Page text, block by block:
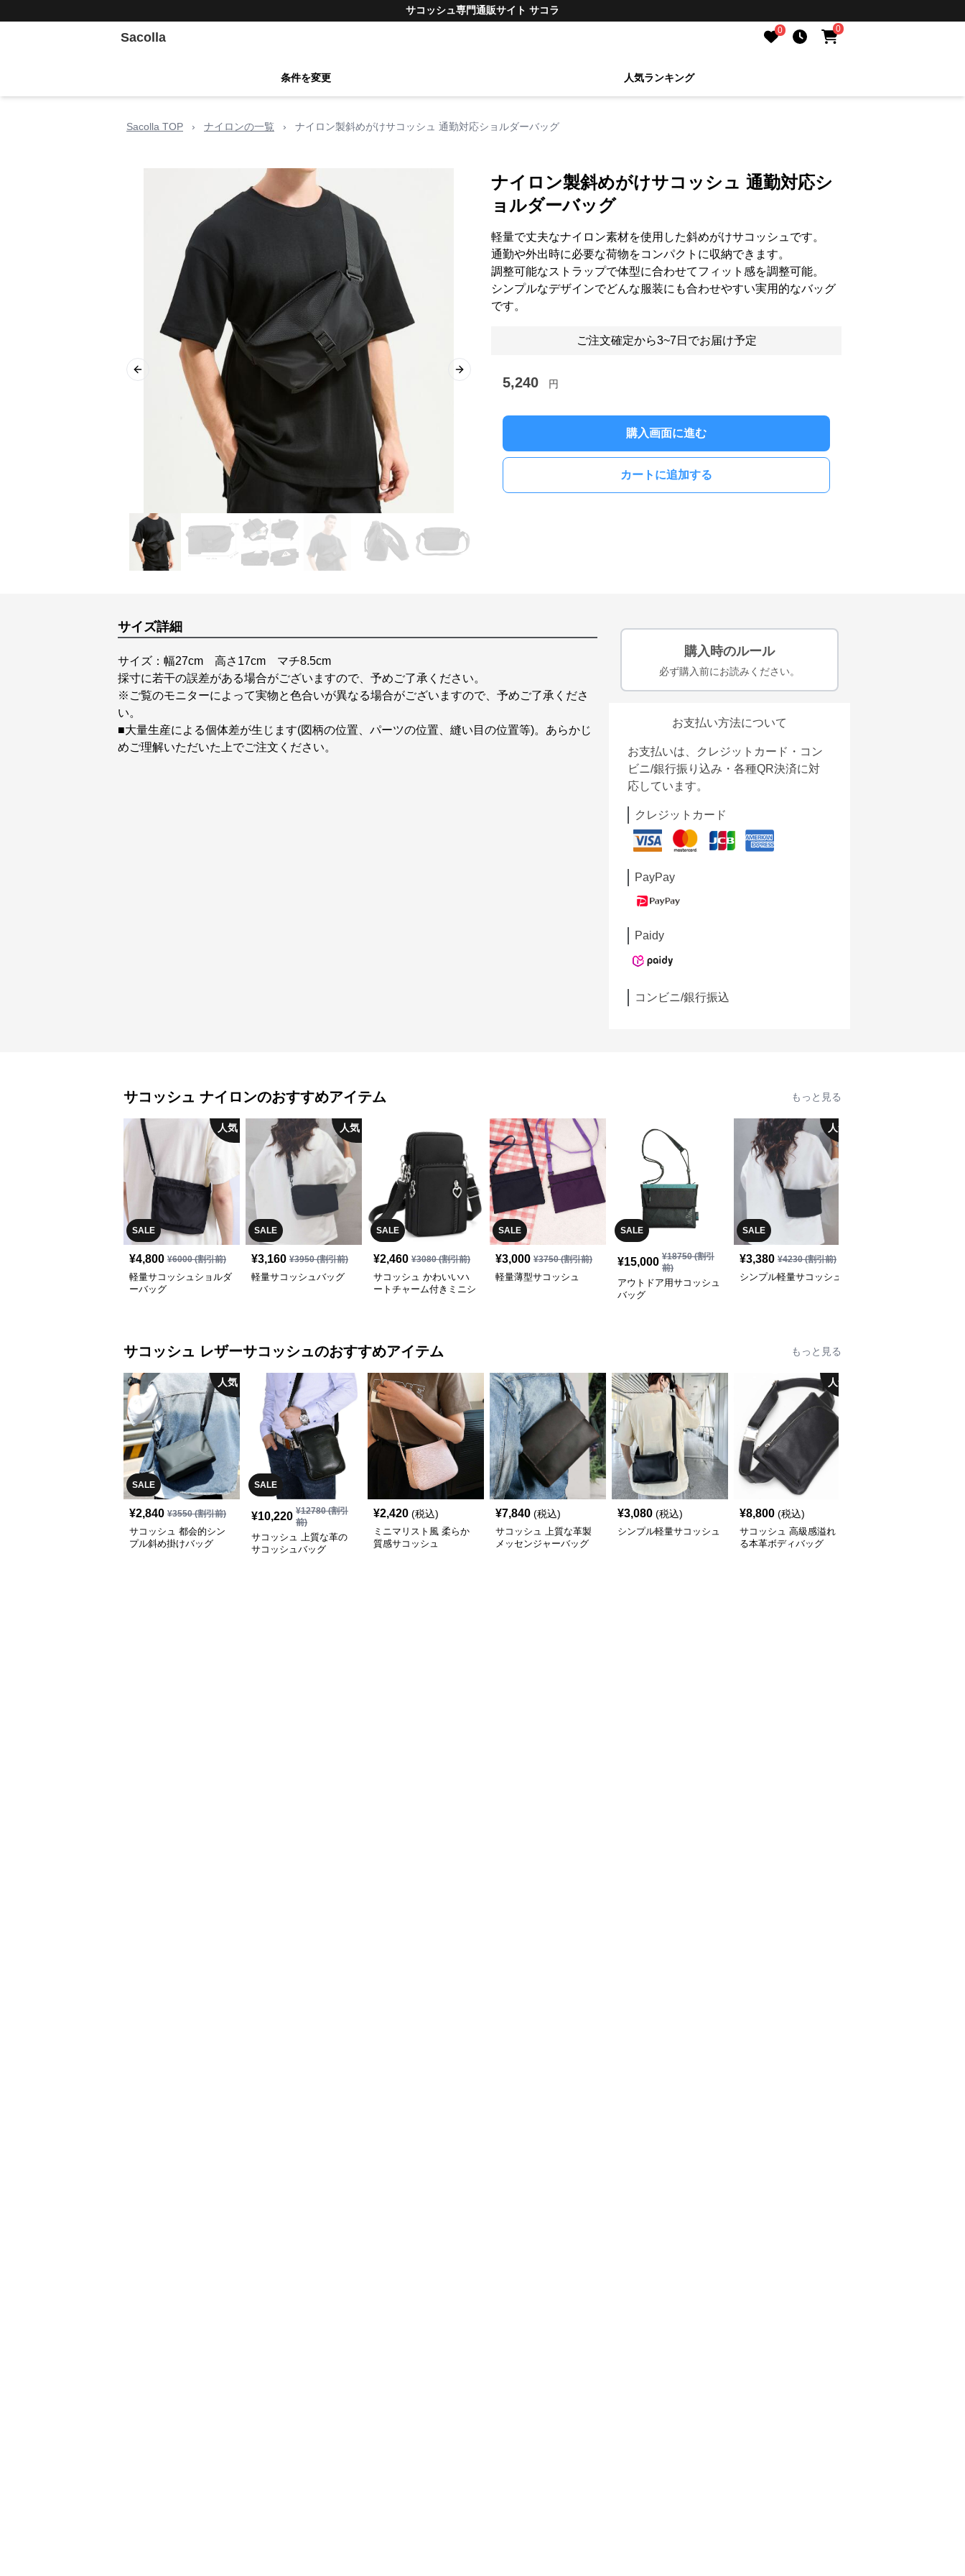
サコッシュ専門通販サイト サコラ
Sacolla 0 0
条件を変更 人気ランキング
Sacolla TOP › ナイロンの一覧 › ナイロン製斜めがけサコッシュ 通勤対応ショルダーバッグ
Previous slide Next slide
ナイロン製斜めがけサコッシュ 通勤対応シ
ョルダーバッグ
軽量で丈夫なナイロン素材を使用した斜めがけサコッシュです。
通勤や外出時に必要な荷物をコンパクトに収納できます。
調整可能なストラップで体型に合わせてフィット感を調整可能。
シンプルなデザインでどんな服装にも合わせやすい実用的なバッグ
です。
ご注文確定から3~7日でお届け予定
5,240 円
購入画面に進む
カートに追加する
サイズ詳細
サイズ：幅27cm 高さ17cm マチ8.5cm
採寸に若干の誤差がある場合がございますので、予めご了承ください。
※ご覧のモニターによって実物と色合いが異なる場合がございますので、予めご了承くださ
い。
■大量生産による個体差が生じます(図柄の位置、パーツの位置、縫い目の位置等)。あらかじ
めご理解いただいた上でご注文ください。
購入時のルール
必ず購入前にお読みください。
お支払い方法について
お支払いは、クレジットカード・コン
ビニ/銀行振り込み・各種QR決済に対
応しています。
クレジットカード
PayPay
Paidy
コンビニ/銀行振込
サコッシュ ナイロンのおすすめアイテム もっと見る
SALE
人気
¥4,800 ¥6000(割引前)
軽量サコッシュショルダ
ーバッグ
SALE
人気
¥3,160 ¥3950(割引前)
軽量サコッシュバッグ
SALE
¥2,460 ¥3080(割引前)
サコッシュ かわいいハ
ートチャーム付きミニシ
SALE
¥3,000 ¥3750(割引前)
軽量薄型サコッシュ
SALE
¥15,000 ¥18750(割引
前)
アウトドア用サコッシュ
バッグ
SALE
人気
¥3,380 ¥4230(割引前)
シンプル軽量サコッシュ
サコッシュ レザーサコッシュのおすすめアイテム もっと見る
SALE
人気
¥2,840 ¥3550(割引前)
サコッシュ 都会的シン
プル斜め掛けバッグ
SALE
¥10,220 ¥12780(割引
前)
サコッシュ 上質な革の
サコッシュバッグ
¥2,420 (税込)
ミニマリスト風 柔らか
質感サコッシュ
¥7,840 (税込)
サコッシュ 上質な革製
メッセンジャーバッグ
¥3,080 (税込)
シンプル軽量サコッシュ
人気
¥8,800 (税込)
サコッシュ 高級感溢れ
る本革ボディバッグ